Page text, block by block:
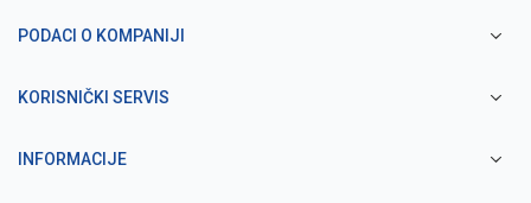
PODACI O KOMPANIJI
KORISNIČKI SERVIS
INFORMACIJE